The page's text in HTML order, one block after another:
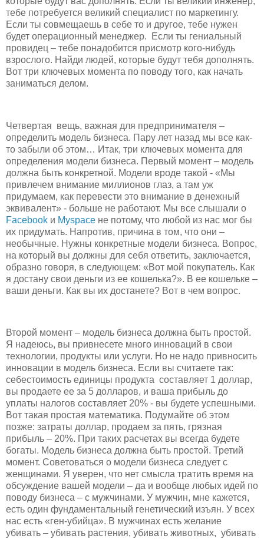
тебе потребуется великий специалист по маркетингу.
Если ты совмещаешь в себе то и другое, тебе нужен
будет операционный менеджер. Если ты гениальный
провидец – тебе понадобится присмотр кого-нибудь
взрослого. Найди людей, которые будут тебя дополнять.
Вот три ключевых момента по поводу того, как начать
заниматься делом.
Четвертая вещь, важная для предпринимателя –
определить модель бизнеса. Пару лет назад мы все как-
то забыли об этом… Итак, три ключевых момента для
определения модели бизнеса. Первый момент – модель
должна быть конкретной. Модели вроде такой - «Мы
привлечем внимание миллионов глаз, а там уж
придумаем, как перевести это внимание в денежный
эквивалент» - больше не работают. Мы все слышали о
Facebook и Myspace не потому, что любой из нас мог бы
их придумать. Напротив, причина в том, что они –
необычные. Нужны конкретные модели бизнеса. Вопрос,
на который вы должны для себя ответить, заключается,
образно говоря, в следующем: «Вот мой покупатель. Как
я достану свои деньги из ее кошелька?». В ее кошельке –
ваши деньги. Как вы их достанете? Вот в чем вопрос.
Второй момент – модель бизнеса должна быть простой.
Я надеюсь, вы привнесете много инноваций в свои
технологии, продукты или услуги. Но не надо привносить
инновации в модель бизнеса. Если вы считаете так:
себестоимость единицы продукта составляет 1 доллар,
вы продаете ее за 5 долларов, и ваша прибыль до
уплаты налогов составляет 20% - вы будете успешными.
Вот такая простая математика. Подумайте об этом
позже: затраты доллар, продаем за пять, грязная
прибыль – 20%. При таких расчетах вы всегда будете
богаты. Модель бизнеса должна быть простой. Третий
момент. Советоваться о модели бизнеса следует с
женщинами. Я уверен, что нет смысла тратить время на
обсуждение вашей модели – да и вообще любых идей по
поводу бизнеса – с мужчинами. У мужчин, мне кажется,
есть один фундаментальный генетический изъян. У всех
нас есть «ген-убийца». В мужчинах есть желание
убивать – убивать растения, убивать животных, убивать